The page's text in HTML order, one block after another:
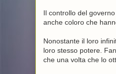
Il controllo del
anche coloro che
Nonostante il loro
loro stesso potere.
che una volta che lo